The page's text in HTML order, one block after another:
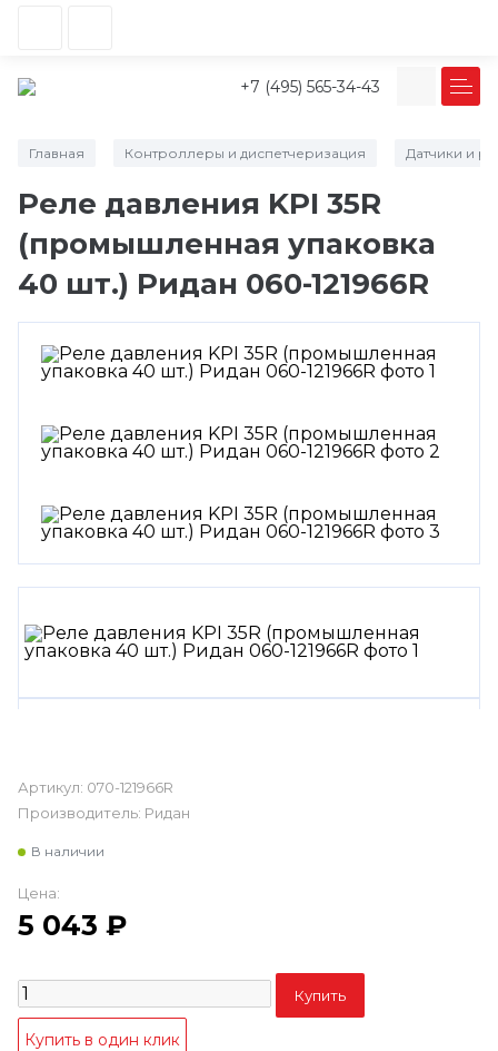
+7 (495) 565-34-43
Главная Контроллеры и диспетчеризация Датчики и
Реле давления KPI 35R
(промышленная упаковка
40 шт.) Ридан 060-121966R
Артикул: 070-121966R
Производитель: Ридан
В наличии
Цена:
5 043 ₽